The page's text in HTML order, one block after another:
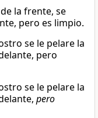
la frente, se
pero es limpio.
se le pelare la
pero
se le pelare la
pero